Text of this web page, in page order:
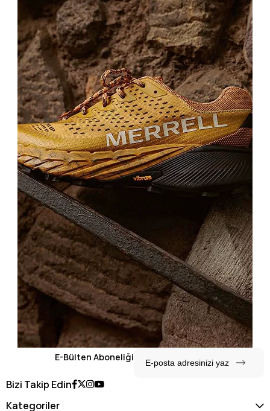
E-Bülten Aboneliği
Bizi Takip Edin
Kategoriler